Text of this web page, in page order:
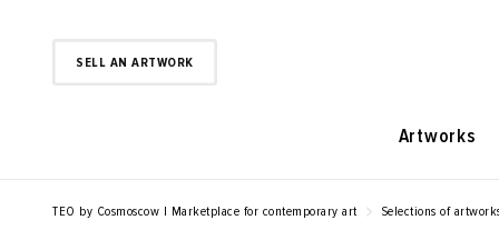
SELL AN ARTWORK
Artworks
TEO by Cosmoscow | Marketplace for contemporary art Selections of